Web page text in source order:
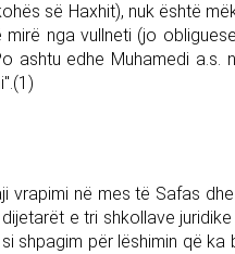
së Haxhit), nuk është
nga vullneti (jo
ashtu edhe Muhamedi a.s.
vrapimi në mes të Safas
e tri shkollave
shpagim për lëshimin që